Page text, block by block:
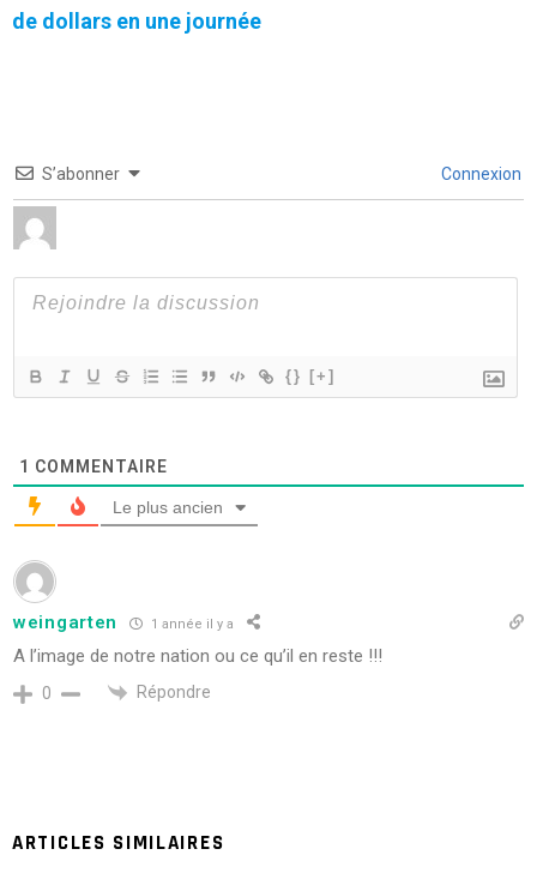
de dollars en une journée
S’abonner Connexion
{} [+]
1 COMMENTAIRE
Le plus ancien
weingarten 1 année il y a
A l’image de notre nation ou ce qu’il en reste !!!
0 Répondre
ARTICLES SIMILAIRES